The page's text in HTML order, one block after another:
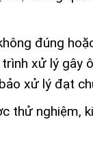
đúng
xử lý gây
xử lý đạt
thử nghiệm,